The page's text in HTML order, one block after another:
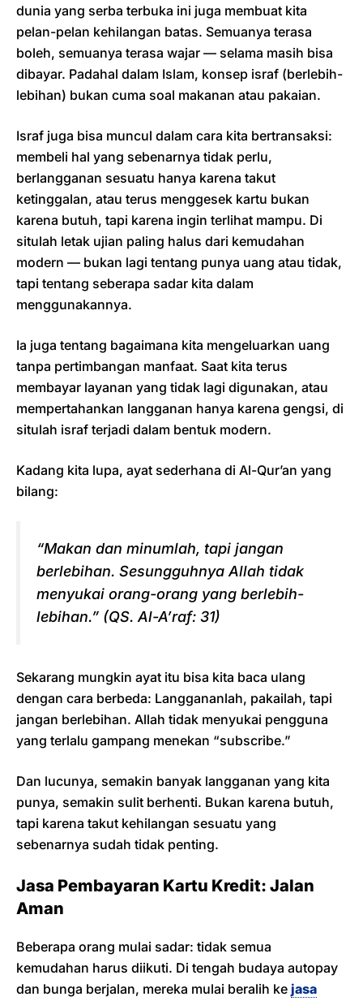
dunia yang serba terbuka ini juga membuat kita
pelan-pelan kehilangan batas. Semuanya terasa
boleh, semuanya terasa wajar — selama masih bisa
dibayar. Padahal dalam Islam, konsep israf (berlebih-
lebihan) bukan cuma soal makanan atau pakaian.
Israf juga bisa muncul dalam cara kita bertransaksi:
membeli hal yang sebenarnya tidak perlu,
berlangganan sesuatu hanya karena takut
ketinggalan, atau terus menggesek kartu bukan
karena butuh, tapi karena ingin terlihat mampu. Di
situlah letak ujian paling halus dari kemudahan
modern — bukan lagi tentang punya uang atau tidak,
tapi tentang seberapa sadar kita dalam
menggunakannya.
Ia juga tentang bagaimana kita mengeluarkan uang
tanpa pertimbangan manfaat. Saat kita terus
membayar layanan yang tidak lagi digunakan, atau
mempertahankan langganan hanya karena gengsi, di
situlah israf terjadi dalam bentuk modern.
Kadang kita lupa, ayat sederhana di Al-Qur’an yang
bilang:
“Makan dan minumlah, tapi jangan
berlebihan. Sesungguhnya Allah tidak
menyukai orang-orang yang berlebih-
lebihan.” (QS. Al-A’raf: 31)
Sekarang mungkin ayat itu bisa kita baca ulang
dengan cara berbeda: Langgananlah, pakailah, tapi
jangan berlebihan. Allah tidak menyukai pengguna
yang terlalu gampang menekan “subscribe.”
Dan lucunya, semakin banyak langganan yang kita
punya, semakin sulit berhenti. Bukan karena butuh,
tapi karena takut kehilangan sesuatu yang
sebenarnya sudah tidak penting.
Jasa Pembayaran Kartu Kredit: Jalan
Aman
Beberapa orang mulai sadar: tidak semua
kemudahan harus diikuti. Di tengah budaya autopay
dan bunga berjalan, mereka mulai beralih ke jasa